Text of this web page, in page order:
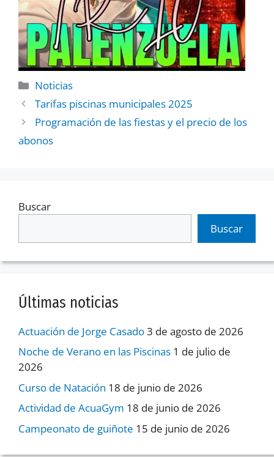
Noticias
Tarifas piscinas municipales 2025
Programación de las fiestas y el precio de los
abonos
Buscar
Buscar
Últimas noticias
Actuación de Jorge Casado3 de agosto de 2026
Noche de Verano en las Piscinas 1 de julio de
2026
Curso de Natación 18 de junio de 2026
Actividad de AcuaGym 18 de junio de 2026
Campeonato de guiñote 15 de junio de 2026